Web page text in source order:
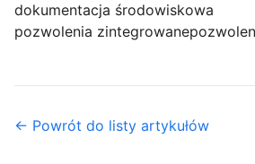
dokumentacja środowiskowa
pozwolenia zintegrowane
← Powrót do listy artykułów